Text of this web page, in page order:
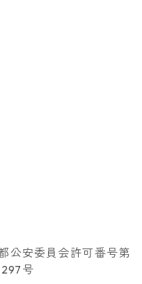
公安委員会許可番号第
号